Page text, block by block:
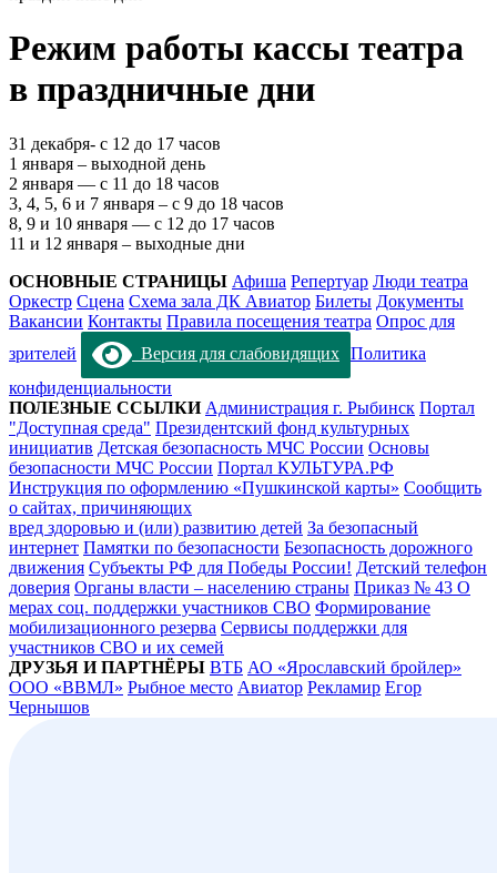
Режим работы кассы театра
в праздничные дни
31 декабря- с 12 до 17 часов
1 января – выходной день
2 января — с 11 до 18 часов
3, 4, 5, 6 и 7 января – с 9 до 18 часов
8, 9 и 10 января — с 12 до 17 часов
11 и 12 января – выходные дни
ОСНОВНЫЕ СТРАНИЦЫ Афиша Репертуар Люди театра
Оркестр Сцена Схема зала ДК Авиатор Билеты Документы
Вакансии Контакты Правила посещения театра Опрос для
зрителей
Версия для слабовидящих Политика
конфиденциальности
ПОЛЕЗНЫЕ ССЫЛКИ Администрация г. Рыбинск Портал
"Доступная среда" Президентский фонд культурных
инициатив Детская безопасность МЧС России Основы
безопасности МЧС России Портал КУЛЬТУРА.РФ
Инструкция по оформлению «Пушкинской карты» Сообщить
о сайтах, причиняющих
вред здоровью и (или) развитию детей За безопасный
интернет Памятки по безопасности Безопасность дорожного
движения Субъекты РФ для Победы России! Детский телефон
доверия Органы власти – населению страны Приказ № 43 О
мерах соц. поддержки участников СВО Формирование
мобилизационного резерва Сервисы поддержки для
участников СВО и их семей
ДРУЗЬЯ И ПАРТНЁРЫ ВТБ АО «Ярославский бройлер»
ООО «ВВМЛ» Рыбное место Авиатор Рекламир Егор
Чернышов